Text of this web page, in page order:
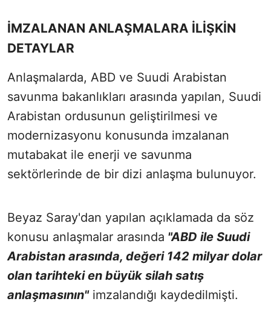
İMZALANAN ANLAŞMALARA İLİŞKİN
DETAYLAR
Anlaşmalarda, ABD ve Suudi Arabistan
savunma bakanlıkları arasında yapılan, Suudi
Arabistan ordusunun geliştirilmesi ve
modernizasyonu konusunda imzalanan
mutabakat ile enerji ve savunma
sektörlerinde de bir dizi anlaşma bulunuyor.
Beyaz Saray'dan yapılan açıklamada da söz
konusu anlaşmalar arasında "ABD ile Suudi
Arabistan arasında, değeri 142 milyar dolar
olan tarihteki en büyük silah satış
anlaşmasının"imzalandığı kaydedilmişti.